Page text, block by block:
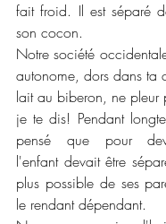
fait froid. Il est séparé
son cocon.
Notre société
autonome, dors dans ta
lait au biberon, ne pleur
je te dis! Pendant
pensé que pour
l'enfant devait être
plus possible de ses
le rendant dépendant.